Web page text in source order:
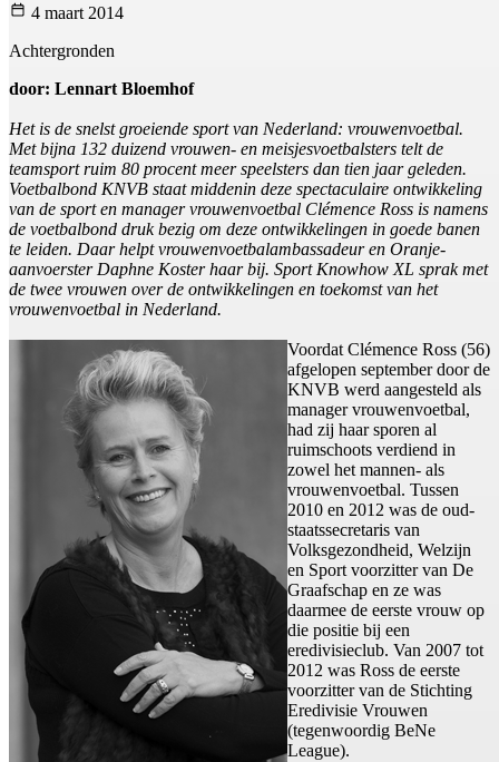
4 maart 2014
Achtergronden
door: Lennart Bloemhof
Het is de snelst groeiende sport van Nederland: vrouwenvoetbal.
Met bijna 132 duizend vrouwen- en meisjesvoetbalsters telt de
teamsport ruim 80 procent meer speelsters dan tien jaar geleden.
Voetbalbond KNVB staat middenin deze spectaculaire ontwikkeling
van de sport en manager vrouwenvoetbal Clémence Ross is namens
de voetbalbond druk bezig om deze ontwikkelingen in goede banen
te leiden. Daar helpt vrouwenvoetbalambassadeur en Oranje-
aanvoerster Daphne Koster haar bij. Sport Knowhow XL sprak met
de twee vrouwen over de ontwikkelingen en toekomst van het
vrouwenvoetbal in Nederland.
Voordat Clémence Ross (56)
afgelopen september door de
KNVB werd aangesteld als
manager vrouwenvoetbal,
had zij haar sporen al
ruimschoots verdiend in
zowel het mannen- als
vrouwenvoetbal. Tussen
2010 en 2012 was de oud-
staatssecretaris van
Volksgezondheid, Welzijn
en Sport voorzitter van De
Graafschap en ze was
daarmee de eerste vrouw op
die positie bij een
eredivisieclub. Van 2007 tot
2012 was Ross de eerste
voorzitter van de Stichting
Eredivisie Vrouwen
(tegenwoordig BeNe
League).